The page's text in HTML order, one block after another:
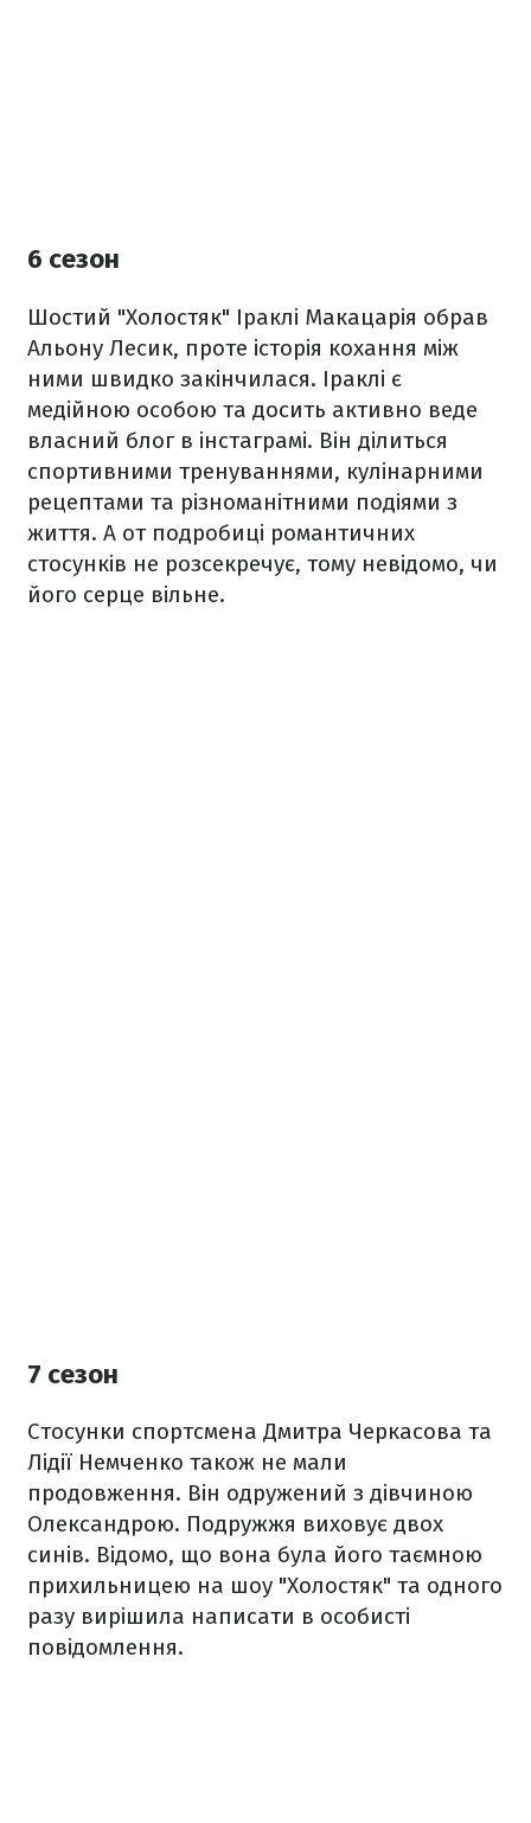
6 сезон
Шостий "Холостяк" Іраклі Макацарія обрав
Альону Лесик, проте історія кохання між
ними швидко закінчилася. Іраклі є
медійною особою та досить активно веде
власний блог в інстаграмі. Він ділиться
спортивними тренуваннями, кулінарними
рецептами та різноманітними подіями з
життя. А от подробиці романтичних
стосунків не розсекречує, тому невідомо, чи
його серце вільне.
7 сезон
Стосунки спортсмена Дмитра Черкасова та
Лідії Немченко також не мали
продовження. Він одружений з дівчиною
Олександрою. Подружжя виховує двох
синів. Відомо, що вона була його таємною
прихильницею на шоу "Холостяк" та одного
разу вирішила написати в особисті
повідомлення.